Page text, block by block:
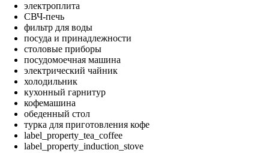
электроплита
СВЧ-печь
фильтр для воды
посуда и принадлежности
столовые приборы
посудомоечная машина
электрический чайник
холодильник
кухонный гарнитур
кофемашина
обеденный стол
турка для приготовления кофе
label_property_tea_coffee
label_property_induction_stove